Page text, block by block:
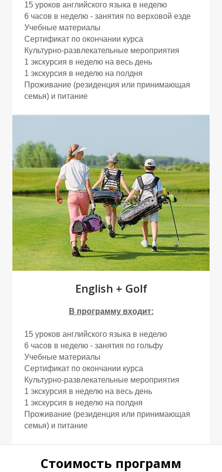
Р
А
15 уроков английского языка в неделю
6 часов в неделю - занятия по верховой езде
Учебные материалы
Сертификат по окончании курса
Культурно-развлекательные мероприятия
1 экскурсия в неделю на весь день
1 экскурсия в неделю на полдня
Проживание (резиденция или принимающая
семья) и питание
English + Golf
В программу входит:
15 уроков английского языка в неделю
6 часов в неделю - занятия по гольфу
Учебные материалы
Сертификат по окончании курса
Культурно-развлекательные мероприятия
1 экскурсия в неделю на весь день
1 экскурсия в неделю на полдня
Проживание (резиденция или принимающая
семья) и питание
Стоимость программ
Р
А